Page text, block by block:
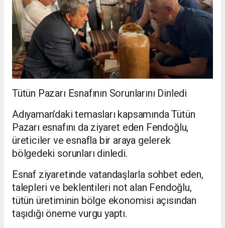
Tütün Pazarı Esnafının Sorunlarını Dinledi
Adıyaman’daki temasları kapsamında Tütün
Pazarı esnafını da ziyaret eden Fendoğlu,
üreticiler ve esnafla bir araya gelerek
bölgedeki sorunları dinledi.
Esnaf ziyaretinde vatandaşlarla sohbet eden,
talepleri ve beklentileri not alan Fendoğlu,
tütün üretiminin bölge ekonomisi açısından
taşıdığı öneme vurgu yaptı.